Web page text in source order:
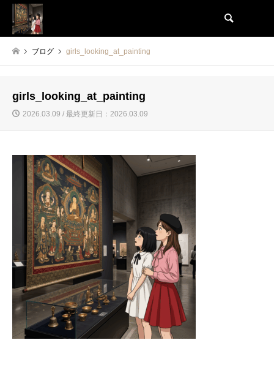
ブログ girls_looking_at_painting
girls_looking_at_painting
2026.03.09 / 最終更新日：2026.03.09